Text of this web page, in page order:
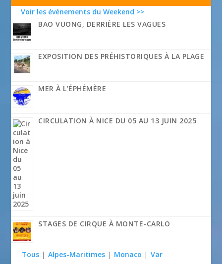
Voir les événements du Weekend >>
BAO VUONG, DERRIÈRE LES VAGUES
EXPOSITION DES PRÉHISTORIQUES À LA PLAGE
MER À L’ÉPHÉMÈRE
CIRCULATION À NICE DU 05 AU 13 JUIN 2025
STAGES DE CIRQUE À MONTE-CARLO
Tous | Alpes-Maritimes | Monaco | Var